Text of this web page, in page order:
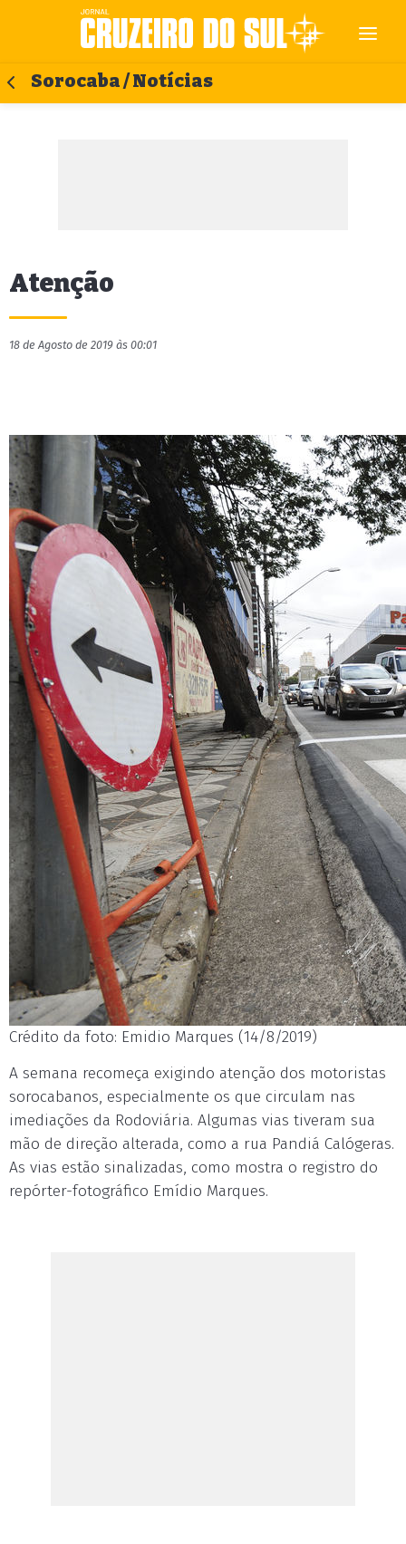
Sorocaba / Notícias
Atenção
18 de Agosto de 2019 às 00:01
Crédito da foto: Emidio Marques (14/8/2019)
A semana recomeça exigindo atenção dos motoristas
sorocabanos, especialmente os que circulam nas
imediações da Rodoviária. Algumas vias tiveram sua
mão de direção alterada, como a rua Pandiá Calógeras.
As vias estão sinalizadas, como mostra o registro do
repórter-fotográfico Emídio Marques.